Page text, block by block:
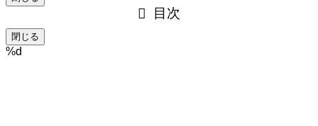
目次
閉じる
%d